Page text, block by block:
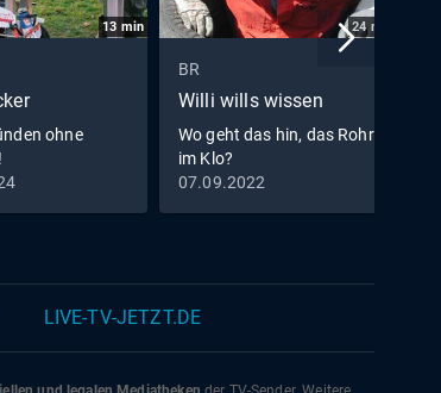
13 min
ohne
24min
BR
Willi wills wissen
Wo geht das hin, das Rohr
im Klo?
07.09.2022
LIVE-TV-JETZT.DE